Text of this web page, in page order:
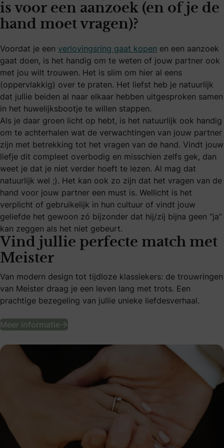
is voor een aanzoek (en of je de
hand moet vragen)?
Voordat je een verlovingsring gaat kopen en een aanzoek
gaat doen, is het handig om te weten of jouw partner ook
met jou wilt trouwen. Het is slim om hier al eens
(oppervlakkig) over te praten. Het liefst heb je natuurlijk
dat jullie beiden al naar elkaar hebben uitgesproken samen
in het huwelijksbootje te willen stappen.
Als je daar groen licht op hebt, is het natuurlijk ook handig
om te achterhalen wat de verwachtingen van jouw partner
zijn met betrekking tot het vragen van de hand. Vindt jouw
liefje dit compleet overbodig en misschien zelfs gek, dan
weet je dat je niet verder hoeft te lezen. Al mag dat
natuurlijk wel ;). Het kan ook zo zijn dat het vragen van de
hand voor jouw partner een must is. Wellicht is het
verplicht of gebruikelijk in hun cultuur of vindt jouw
geliefde het gewoon zó bijzonder dat hij/zij bijna geen “ja”
kan zeggen als het niet gebeurt.
Vind jullie perfecte match met
Meister
Van modern design tot tijdloze klassiekers: de trouwringen
van Meister draag je een leven lang met trots. Een
prachtige bezegeling van jullie unieke liefdesverhaal.
Meer informatie Vind jullie perfecte match met Meister